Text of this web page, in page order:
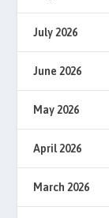
July 2026
June 2026
May 2026
April 2026
March 2026